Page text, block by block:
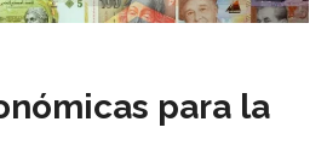
para la